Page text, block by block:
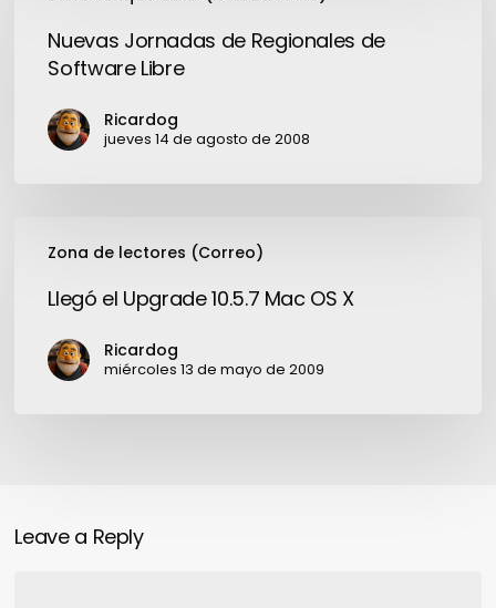
Regionales
Software
Libre
Nuevas Jornadas de Regionales de
Software Libre
Ricardog
jueves 14 de agosto de 2008
Zona de lectores (Correo)
10.5.7Llegó el Upgrade 10.5.7 Mac OS X
Ricardog
miércoles 13 de mayo de 2009
Leave a Reply